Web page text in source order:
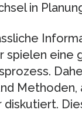
in
spielen eine
Methoden,
diskutiert.